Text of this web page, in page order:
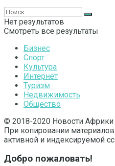
Нет результатов
Смотреть все результаты
Бизнес
Спорт
Культура
Интернет
Туризм
Недвижимость
Общество
© 2018-2020 Новости Африки
При копировании материалов
активной и индексируемой
Добро пожаловать!